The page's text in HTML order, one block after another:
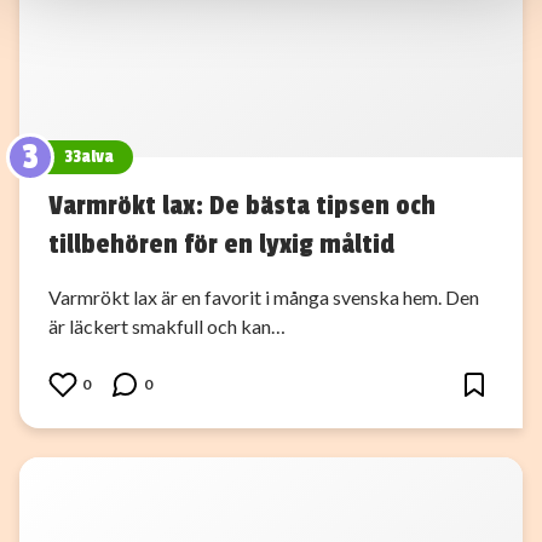
3 33alva
Varmrökt lax: De bästa tipsen och
tillbehören för en lyxig måltid
Varmrökt lax är en favorit i många svenska hem. Den
är läckert smakfull och kan…
0 0